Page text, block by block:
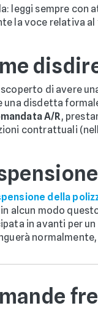
leggi sempre con
la voce relativa
scoperto di avere
una disdetta
A/R,
contrattuali
della
alcun modo
in avanti per